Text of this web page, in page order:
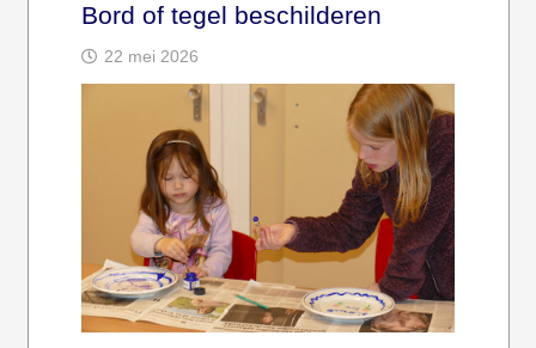
Bord of tegel beschilderen
22 mei 2026